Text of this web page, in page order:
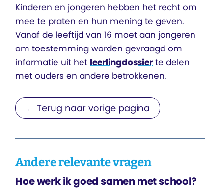
Kinderen en jongeren hebben het recht om
mee te praten en hun mening te geven.
Vanaf de leeftijd van 16 moet aan jongeren
om toestemming worden gevraagd om
informatie uit hetleerlingdossier te delen
met ouders en andere betrokkenen.
← Terug naar vorige pagina
Andere relevante vragen
Hoe werk ik goed samen met school?